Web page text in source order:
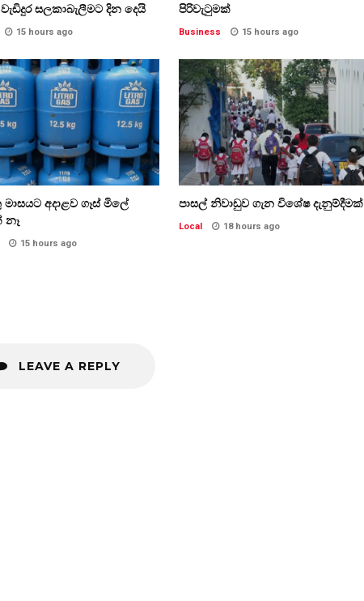
සලකාබැලීමට දින දෙයි
15 hours ago
පිරිවැටුමක්
Business 15 hours ago
අදාළව ගෑස් මිලේ
නෑ
15 hours ago
පාසල් නිවාඩුව ගැන විශේෂ දැනුම්දීමක්
Local 18 hours ago
LEAVE A REPLY